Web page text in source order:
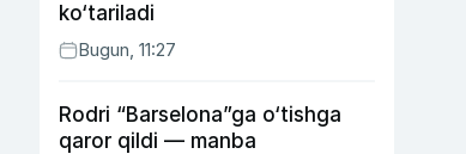
ko‘tariladi
Bugun, 11:27
Rodri “Barselona”ga o‘tishga
qaror qildi — manba